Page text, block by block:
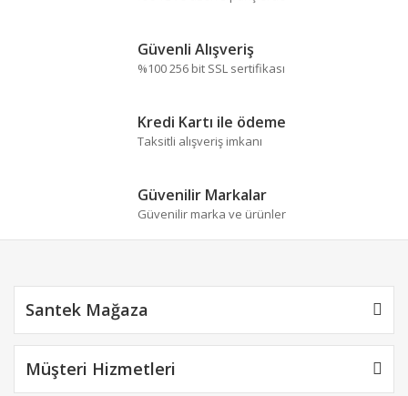
Güvenli Alışveriş
%100 256 bit SSL sertifikası
Kredi Kartı ile ödeme
Taksitli alışveriş imkanı
Güvenilir Markalar
Güvenilir marka ve ürünler
Santek Mağaza
Müşteri Hizmetleri